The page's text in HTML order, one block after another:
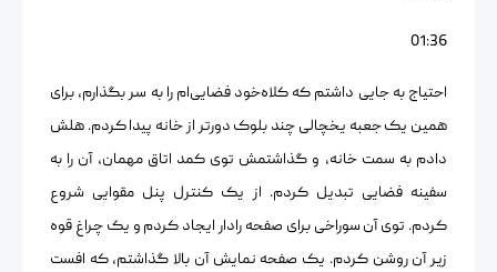
01:36
احتیاج به جایی داشتم که کلاه‌خود فضایی‌ام را به سر بگذارم، برای
همین یک جعبه یخچالی چند بلوک دورتر از خانه پیدا کردم. هلش
دادم به سمت خانه، و گذاشتمش توی کمد اتاق مهمان، آن را به
سفینه فضایی تبدیل کردم. از یک کنترل پنل مقوایی شروع
کردم. توی آن سوراخی برای صفحه رادار ایجاد کردم و یک چراغ قوه
زیر آن روشن کردم. یک صفحه نمایش آن بالا گذاشتم، که افست